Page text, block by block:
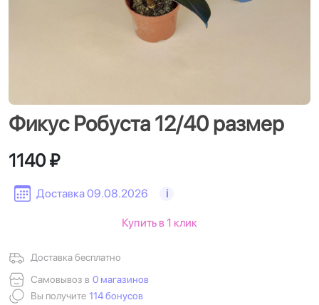
Фикус Робуста 12/40 размер
Доставка 09.08.2026 i
1140 ₽
Доставка бесплатно
Самовывоз в 0 магазинов
Вы получите 114 бонусов
Купить в 1 клик